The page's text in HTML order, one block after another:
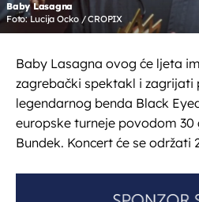
Baby Lasagna
Foto: Lucija Ocko / CROPIX
Baby Lasagna ovog će ljeta
zagrebački spektakl i zagrijati
legendarnog benda Black
europske turneje povodom
Bundek. Koncert će se održati